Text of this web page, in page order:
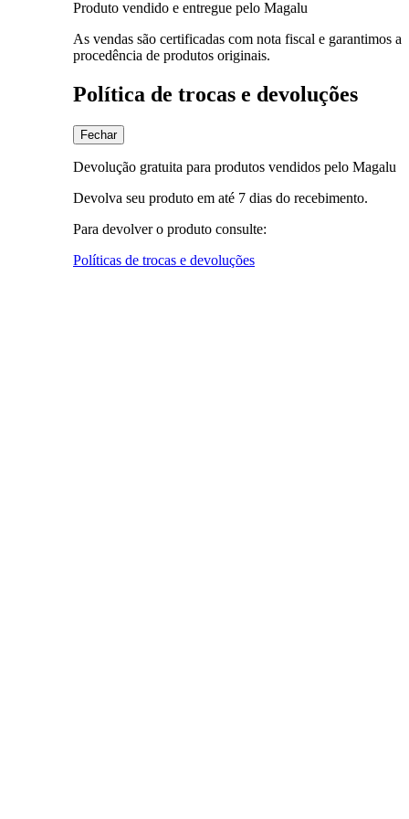
Produto vendido e entregue pelo Magalu
As vendas são certificadas com nota fiscal e garantimos a
procedência de produtos originais.
Política de trocas e devoluções
Fechar
Devolução gratuita para produtos vendidos pelo Magalu
Devolva seu produto em até 7 dias do recebimento.
Para devolver o produto consulte:
Políticas de trocas e devoluções